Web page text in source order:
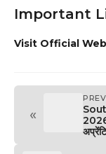
Important
Visit Official
«